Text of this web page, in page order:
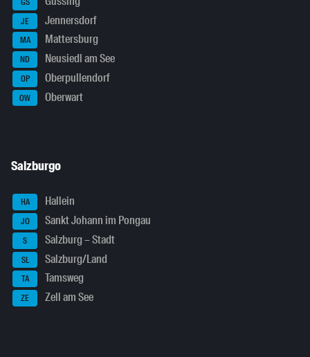
JE Jennersdorf
MA Mattersburg
ND Neusiedl am See
OP Oberpullendorf
OW Oberwart
Salzburgo
HA Hallein
JO Sankt Johann im Pongau
S Salzburg – Stadt
SL Salzburg/Land
TA Tamsweg
ZE Zell am See